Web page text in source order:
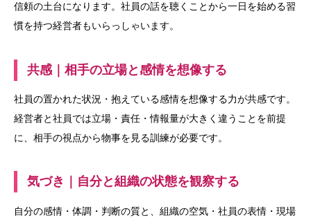
信頼の土台になります。社員の話を聴くことから一日を始める習
慣を持つ経営者もいらっしゃいます。
共感｜相手の立場と感情を想像する
社員の置かれた状況・抱えている感情を想像する力が共感です。
経営者と社員では立場・責任・情報量が大きく違うことを前提
に、相手の視点から物事を見る訓練が必要です。
気づき｜自分と組織の状態を観察する
自分の感情・体調・判断の質と、組織の空気・社員の表情・現場